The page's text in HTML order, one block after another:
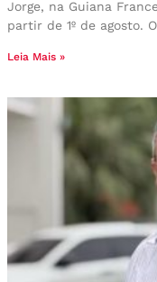
Jorge, na Guiana
partir de 1º de agosto. O
Leia Mais »